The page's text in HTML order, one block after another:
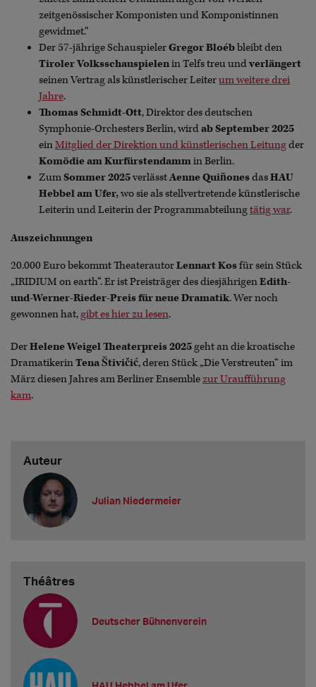
zeitgenössischer Komponisten und Komponistinnen
gewidmet.“
Der 57-jährige SchauspielerGregor Bloébbleibt den
Tiroler Volksschauspielenin Telfs treu undverlängert
seinen Vertrag als künstlerischer Leiterum weitere drei
Jahre.
Thomas Schmidt-Ott, Direktor des deutschen
Symphonie-Orchesters Berlin, wirdab September 2025
einMitglied der Direktion und künstlerischen Leitungder
Komödie am Kurfürstendammin Berlin.
ZumSommer 2025verlässtAenne QuiñonesdasHAU
Hebbel am Ufer,wo sie als stellvertretende künstlerische
Leiterin und Leiterin der Programmabteilungtätig war.
Auszeichnungen
20.000 Euro bekommt TheaterautorLennart Kosfür sein Stück
„IRIDIUM on earth“. Er ist Preisträger des diesjährigenEdith-
und-Werner-Rieder-Preis für neue Dramatik. Wer noch
gewonnen hat,gibt es hier zu lesen.
DerHelene Weigel Theaterpreis 2025geht an die kroatische
DramatikerinTena Štivičić, deren Stück „Die Verstreuten“ im
März diesen Jahres am Berliner Ensemblezur Uraufführung
kam.
Auteur
Julian Niedermeier
Théâtres
Deutscher Bühnenverein